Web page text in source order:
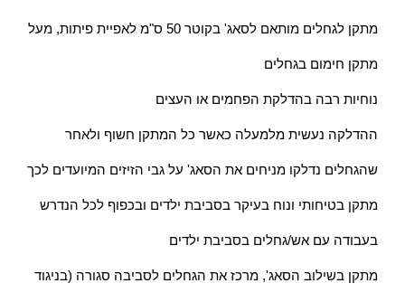
מתקן לגחלים מותאם לסאג' בקוטר 50 ס"מ לאפיית פיתות, מעל
מתקן חימום בגחלים
נוחיות רבה בהדלקת הפחמים או העצים
ההדלקה נעשית מלמעלה כאשר כל המתקן חשוף ולאחר
שהגחלים נדלקו מניחים את הסאג' על גבי הזיזים המיועדים לכך
מתקן בטיחותי ונוח בעיקר בסביבת ילדים ובכפוף לכל הנדרש
בעבודה עם אש/גחלים בסביבת ילדים
מתקן בשילוב הסאג', מרכז את הגחלים לסביבה סגורה (בניגוד